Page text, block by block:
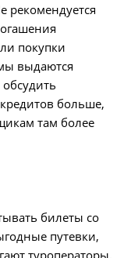
рекомендуется
покупки
выдаются
больше,
там более
билеты со
путевки,